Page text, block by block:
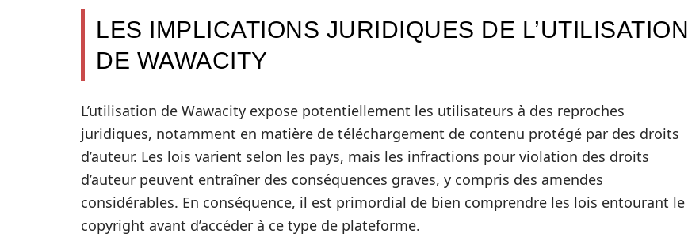
LES IMPLICATIONS JURIDIQUES DE L’UTILISATION
DE WAWACITY
L’utilisation de Wawacity expose potentiellement les utilisateurs à des reproches
juridiques, notamment en matière de téléchargement de contenu protégé par des droits
d’auteur. Les lois varient selon les pays, mais les infractions pour violation des droits
d’auteur peuvent entraîner des conséquences graves, y compris des amendes
considérables. En conséquence, il est primordial de bien comprendre les lois entourant le
copyright avant d’accéder à ce type de plateforme.